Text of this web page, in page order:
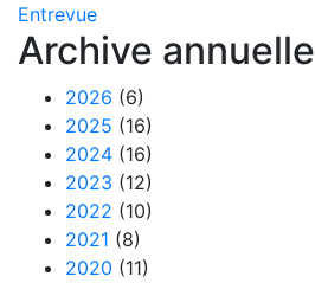
Entrevue
Archive annuelle
2026 (6)
2025 (16)
2024 (16)
2023 (12)
2022 (10)
2021 (8)
2020 (11)